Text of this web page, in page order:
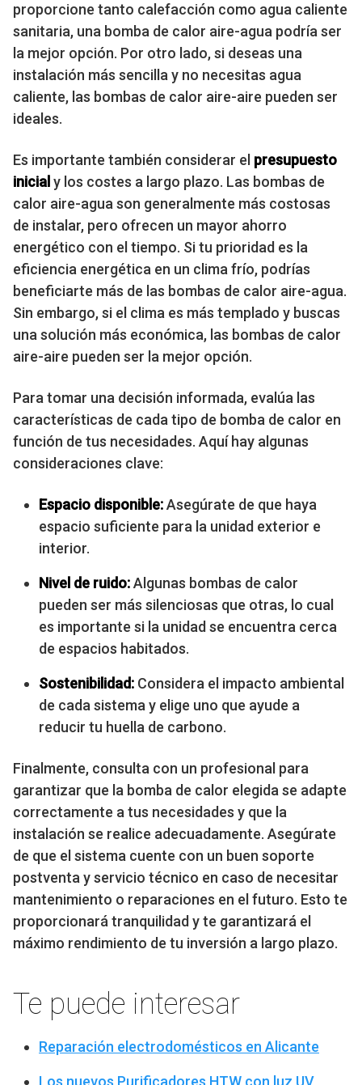
proporcione tanto calefacción como agua caliente
sanitaria, una bomba de calor aire-agua podría ser
la mejor opción. Por otro lado, si deseas una
instalación más sencilla y no necesitas agua
caliente, las bombas de calor aire-aire pueden ser
ideales.
Es importante también considerar el presupuesto
inicial y los costes a largo plazo. Las bombas de
calor aire-agua son generalmente más costosas
de instalar, pero ofrecen un mayor ahorro
energético con el tiempo. Si tu prioridad es la
eficiencia energética en un clima frío, podrías
beneficiarte más de las bombas de calor aire-agua.
Sin embargo, si el clima es más templado y buscas
una solución más económica, las bombas de calor
aire-aire pueden ser la mejor opción.
Para tomar una decisión informada, evalúa las
características de cada tipo de bomba de calor en
función de tus necesidades. Aquí hay algunas
consideraciones clave:
Espacio disponible:Asegúrate de que haya
espacio suficiente para la unidad exterior e
interior.
Nivel de ruido:Algunas bombas de calor
pueden ser más silenciosas que otras, lo cual
es importante si la unidad se encuentra cerca
de espacios habitados.
Sostenibilidad: Considera el impacto ambiental
de cada sistema y elige uno que ayude a
reducir tu huella de carbono.
Finalmente, consulta con un profesional para
garantizar que la bomba de calor elegida se adapte
correctamente a tus necesidades y que la
instalación se realice adecuadamente. Asegúrate
de que el sistema cuente con un buen soporte
postventa y servicio técnico en caso de necesitar
mantenimiento o reparaciones en el futuro. Esto te
proporcionará tranquilidad y te garantizará el
máximo rendimiento de tu inversión a largo plazo.
Te puede interesar
Reparación electrodomésticos en Alicante
Los nuevos Purificadores HTW con luz UV